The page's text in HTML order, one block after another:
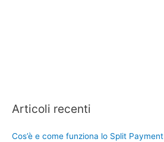
Articoli recenti
Cos’è e come funziona lo Split Payment